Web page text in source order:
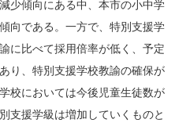
傾向にある中、本市の小中学
向である。一方で、特別支援学
に比べて採用倍率が低く、予定
り、特別支援学校教諭の確保が
校においては今後児童生徒数が
支援学級は増加していくものと